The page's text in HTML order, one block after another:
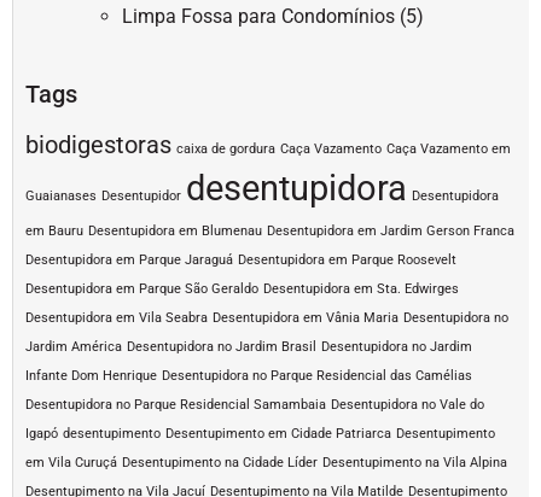
Limpa Fossa para Condomínios (5)
Tags
biodigestoras caixa de gordura Caça Vazamento Caça Vazamento em
Guaianases Desentupidor desentupidora Desentupidora
em Bauru Desentupidora em Blumenau Desentupidora em Jardim Gerson Franca
Desentupidora em Parque Jaraguá Desentupidora em Parque Roosevelt
Desentupidora em Parque São Geraldo Desentupidora em Sta. Edwirges
Desentupidora em Vila Seabra Desentupidora em Vânia Maria Desentupidora no
Jardim América Desentupidora no Jardim Brasil
Desentupidora no Jardim
Infante Dom Henrique Desentupidora no Parque Residencial das Camélias
Desentupidora no Parque Residencial Samambaia Desentupidora no Vale do
Igapó desentupimento Desentupimento em Cidade Patriarca Desentupimento
em Vila Curuçá Desentupimento na Cidade Líder Desentupimento na Vila Alpina
Desentupimento na Vila Jacuí Desentupimento na Vila Matilde Desentupimento